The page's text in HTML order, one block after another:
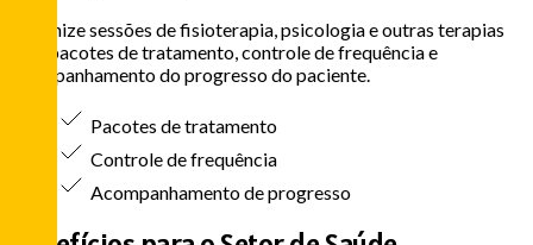
Organize sessões de fisioterapia, psicologia e outras terapias
com pacotes de tratamento, controle de frequência e
acompanhamento do progresso do paciente.
Pacotes de tratamento
Controle de frequência
Acompanhamento de progresso